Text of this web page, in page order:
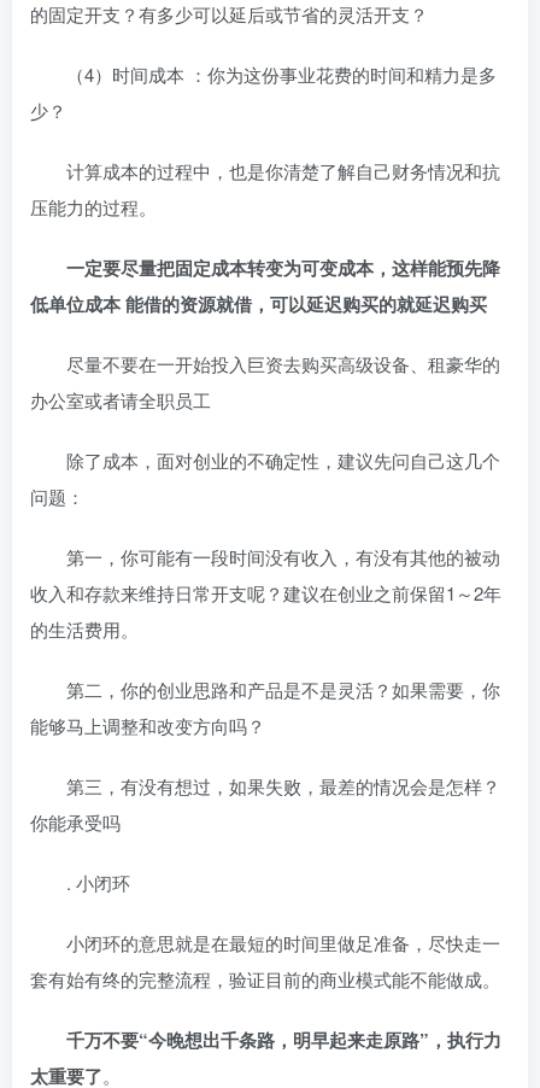
的固定开支？有多少可以延后或节省的灵活开支？
（4）时间成本 ：你为这份事业花费的时间和精力是多
少？
计算成本的过程中，也是你清楚了解自己财务情况和抗
压能力的过程。
一定要尽量把固定成本转变为可变成本，这样能预先降
低单位成本 能借的资源就借，可以延迟购买的就延迟购买
尽量不要在一开始投入巨资去购买高级设备、租豪华的
办公室或者请全职员工
除了成本，面对创业的不确定性，建议先问自己这几个
问题：
第一，你可能有一段时间没有收入，有没有其他的被动
收入和存款来维持日常开支呢？建议在创业之前保留1～2年
的生活费用。
第二，你的创业思路和产品是不是灵活？如果需要，你
能够马上调整和改变方向吗？
第三，有没有想过，如果失败，最差的情况会是怎样？
你能承受吗
. 小闭环
小闭环的意思就是在最短的时间里做足准备，尽快走一
套有始有终的完整流程，验证目前的商业模式能不能做成。
千万不要“今晚想出千条路，明早起来走原路”，执行力
太重要了。